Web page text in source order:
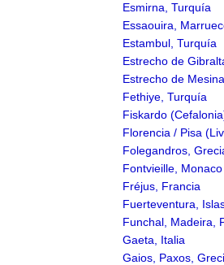
Esmirna, Turquía
Essaouira,
Estambul, Turquía
Estrecho de
Estrecho de Mesina
Fethiye, Turquía
Fiskardo
Florencia / Pisa
Folegandros,
Fontvieille, Monaco
Fréjus, Francia
Fuerteventura,
Funchal, Madeira,
Gaeta, Italia
Gaios, Paxos,